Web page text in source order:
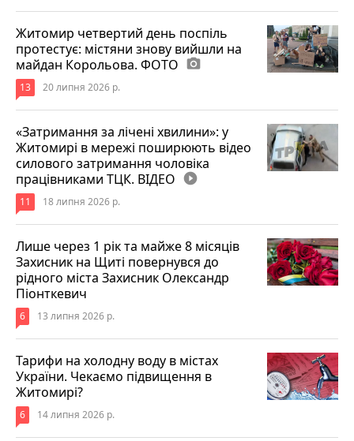
Житомир четвертий день поспіль
протестує: містяни знову вийшли на
майдан Корольова. ФОТО photo_camera
13 20 липня 2026 р.
«Затримання за лічені хвилини»: у
Житомирі в мережі поширюють відео
силового затримання чоловіка
працівниками ТЦК. ВІДЕО play_circle_filled
11 18 липня 2026 р.
Лише через 1 рік та майже 8 місяців
Захисник на Щиті повернувся до
рідного міста Захисник Олександр
Піонткевич
6 13 липня 2026 р.
Тарифи на холодну воду в містах
України. Чекаємо підвищення в
Житомирі?
6 14 липня 2026 р.